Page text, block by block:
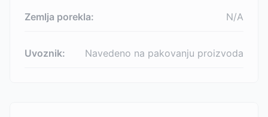
Zemlja porekla: N/A
Uvoznik: Navedeno na pakovanju proizvoda